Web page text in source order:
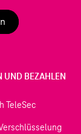
UND BEZAHLEN
TeleSec